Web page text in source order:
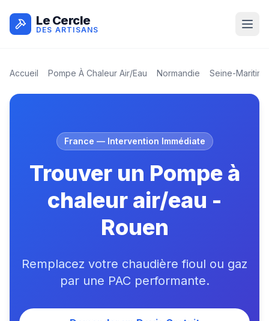
Le Cercle
DES ARTISANS
Accueil Pompe À Chaleur Air/eau Normandie Seine-Maritime
France — Intervention Immédiate
Trouver un Pompe à
chaleur air/eau -
Rouen
Remplacez votre chaudière fioul ou gaz
par une PAC performante.